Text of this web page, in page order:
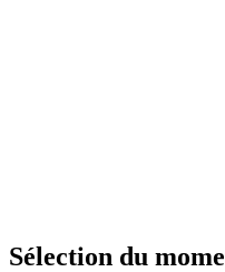
Sélection du